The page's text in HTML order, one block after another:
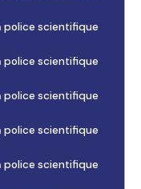
police scientifique
police scientifique
police scientifique
police scientifique
police scientifique